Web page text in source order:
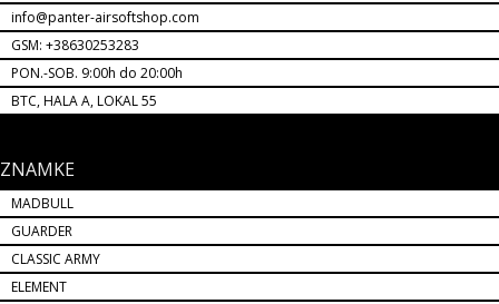
info@panter-airsoftshop.com
GSM: +38630253283
PON.-SOB. 9:00h do 20:00h
BTC, HALA A, LOKAL 55
ZNAMKE
MADBULL
GUARDER
CLASSIC ARMY
ELEMENT